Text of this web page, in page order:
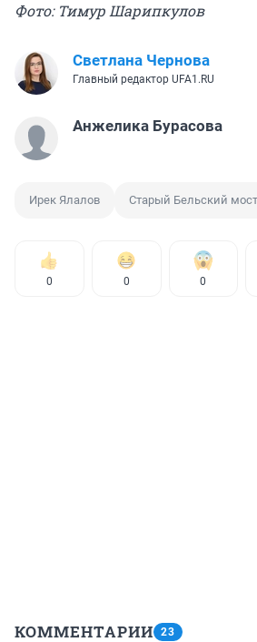
Фото: Тимур Шарипкулов
Светлана Чернова
Главный редактор UFA1.RU
Анжелика Бурасова
Ирек Ялалов Старый Бельский мост
0 0 0
КОММЕНТАРИИ 23